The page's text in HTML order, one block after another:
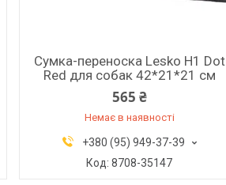
Сумка-переноска Lesko H1 Dot
Red для собак 42*21*21 см
565 ₴
Немає в наявності
+380 (95) 949-37-39
8708-35147